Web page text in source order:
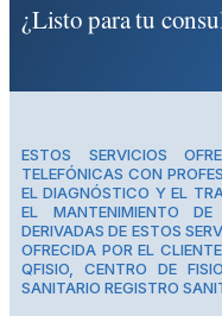
¿Listo para tu
ESTOS SERVICIOS
TELEFÓNICAS CON
EL DIAGNÓSTICO Y EL
EL MANTENIMIENTO
DERIVADAS DE ESTOS
OFRECIDA POR EL
QFISIO, CENTRO DE
SANITARIO REGISTRO